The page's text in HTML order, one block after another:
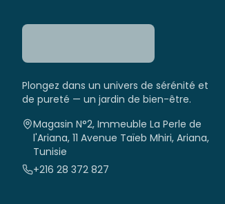
Plongez dans un univers de sérénité et
de pureté — un jardin de bien-être.
Magasin N°2, Immeuble La Perle de
l'Ariana, 11 Avenue Taïeb Mhiri, Ariana,
Tunisie
+216 28 372 827